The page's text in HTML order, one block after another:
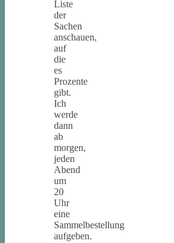
Liste
der
Sachen
anschauen,
auf
die
es
Prozente
gibt.
Ich
werde
dann
ab
morgen,
jeden
Abend
um
20
Uhr
eine
Sammelbestellung
aufgeben.